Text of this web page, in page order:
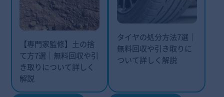
【専門家監修】土の捨
て方7選｜無料回収や引
き取りについて詳しく
解説
タイヤの処分方法7選｜
無料回収や引き取りに
ついて詳しく解説